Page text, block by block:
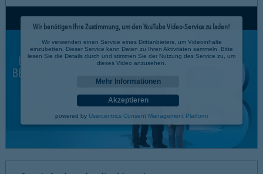
Wir benötigen Ihre Zustimmung, um den YouTube Video-Service zu laden!
Wir verwenden einen Service eines Drittanbieters, um Videoinhalte
einzubetten. Dieser Service kann Daten zu Ihren Aktivitäten sammeln. Bitte
lesen Sie die Details durch und stimmen Sie der Nutzung des Service zu, um
dieses Video anzusehen.
Mehr Informationen
Akzeptieren
powered by Usercentrics Consent Management Platform